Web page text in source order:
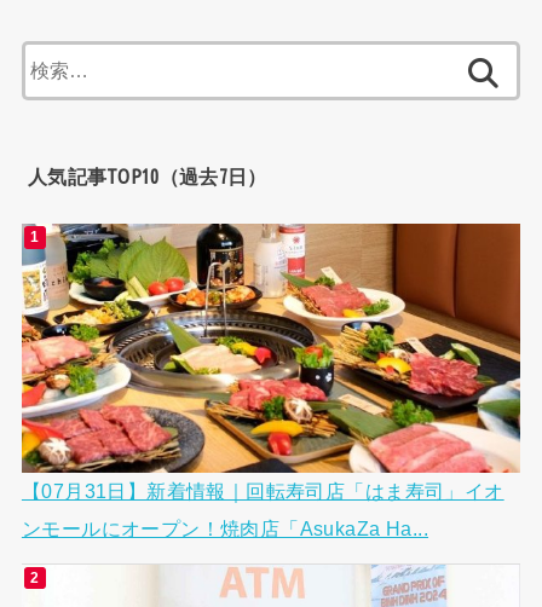
索:
人気記事TOP10（過去7日）
【07月31日】新着情報｜回転寿司店「はま寿司」イオ
ンモールにオープン！焼肉店「AsukaZa Ha...